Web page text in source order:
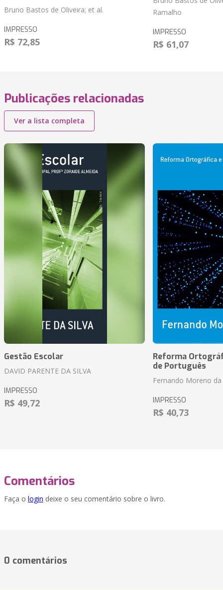
Bruno Bastos de Oliveira; et al.
IMPRESSO
R$ 72,85
Ramalho
IMPRESSO
R$ 61,07
Publicações relacionadas
Ver a lista completa
Gestão Escolar
DAVID PARENTE DA SILVA
IMPRESSO
R$ 49,72
Reforma
de Português
Fernando Moreno da
IMPRESSO
R$ 40,73
Comentários
Faça o login deixe o seu comentário sobre o livro.
0 comentários